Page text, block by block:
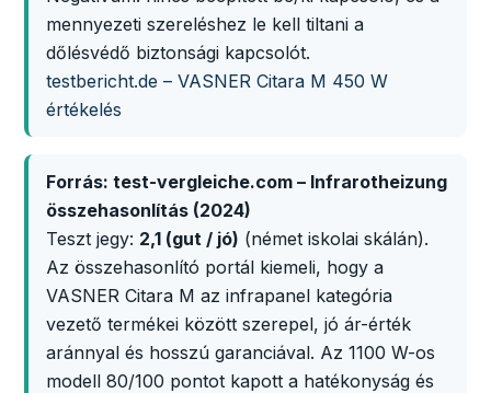
mennyezeti szereléshez le kell tiltani a
dőlésvédő biztonsági kapcsolót.
testbericht.de – VASNER Citara M 450 W
értékelés
Forrás: test-vergleiche.com – Infrarotheizung
összehasonlítás (2024)
Teszt jegy: 2,1 (gut / jó) (német iskolai skálán).
Az összehasonlító portál kiemeli, hogy a
VASNER Citara M az infrapanel kategória
vezető termékei között szerepel, jó ár-érték
aránnyal és hosszú garanciával. Az 1100 W-os
modell 80/100 pontot kapott a hatékonyság és